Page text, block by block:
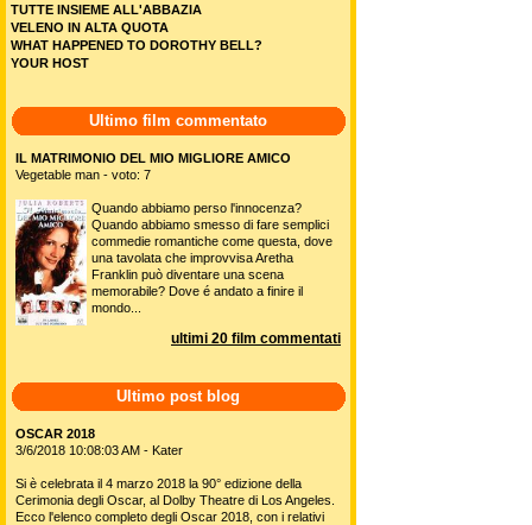
TUTTE INSIEME ALL'ABBAZIA
VELENO IN ALTA QUOTA
WHAT HAPPENED TO DOROTHY BELL?
YOUR HOST
Ultimo film commentato
IL MATRIMONIO DEL MIO MIGLIORE AMICO
Vegetable man - voto: 7
Quando abbiamo perso l'innocenza?
Quando abbiamo smesso di fare semplici
commedie romantiche come questa, dove
una tavolata che improvvisa Aretha
Franklin può diventare una scena
memorabile? Dove é andato a finire il
mondo...
ultimi 20 film commentati
Ultimo post blog
OSCAR 2018
3/6/2018 10:08:03 AM - Kater
Si è celebrata il 4 marzo 2018 la 90° edizione della
Cerimonia degli Oscar, al Dolby Theatre di Los Angeles.
Ecco l'elenco completo degli Oscar 2018, con i relativi